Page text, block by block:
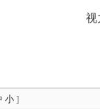
视
小 ]